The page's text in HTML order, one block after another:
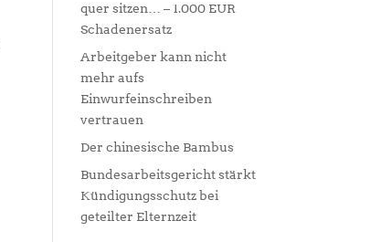
quer sitzen… – 1.000 EUR
Schadenersatz
Arbeitgeber kann nicht
mehr aufs
Einwurfeinschreiben
vertrauen
Der chinesische Bambus
Bundesarbeitsgericht stärkt
Kündigungsschutz bei
geteilter Elternzeit